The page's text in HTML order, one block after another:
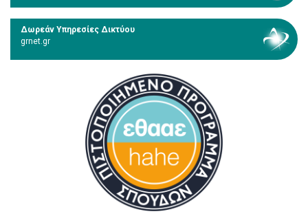
Δωρεάν Υπηρεσίες Δικτύου
grnet.gr